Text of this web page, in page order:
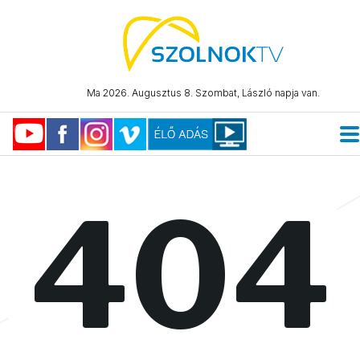
Ma 2026. Augusztus 8. Szombat, László napja van.
404